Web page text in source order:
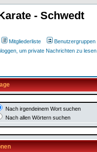
- Schwedt
Mitgliederliste Benutzergruppen
um private Nachrichten zu lesen
Nach irgendeinem Wort suchen
Nach allen Wörtern suchen